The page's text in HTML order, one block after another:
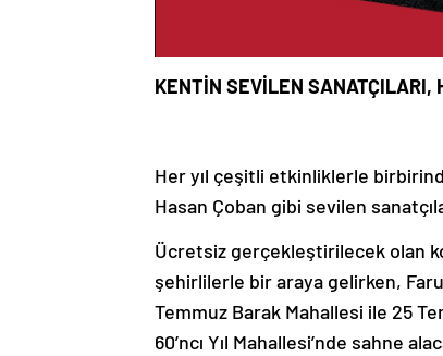
KENTİN SEVİLEN SANATÇILARI,
Her yıl çeşitli etkinliklerle
Hasan Çoban gibi sevilen
Ücretsiz gerçekleştirilecek olan
şehirlilerle bir araya gelirken,
Temmuz Barak Mahallesi ile 25
60’ncı Yıl Mahallesi’nde sahne